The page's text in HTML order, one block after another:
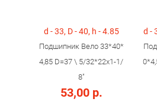
d - 33, D - 40, h - 4.85
Подшипник Вело 33*40*
4,85 D=37 \ 5/32*22x1-1/
8"
53,00 р.
d -